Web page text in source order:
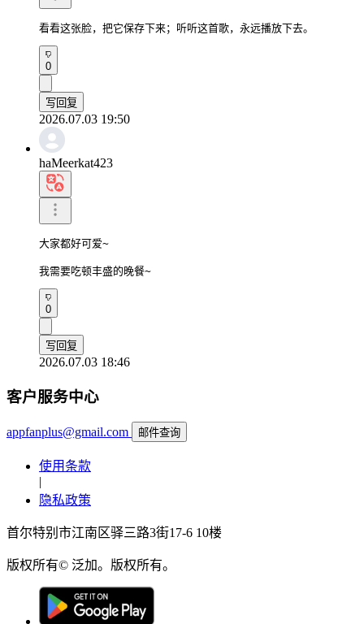
看看这张脸，把它保存下来；听听这首歌，永远播放下去。
0
写回复
2026.07.03 19:50
haMeerkat423
大家都好可爱~
我需要吃顿丰盛的晚餐~
0
写回复
2026.07.03 18:46
客户服务中心
appfanplus@gmail.com 邮件查询
使用条款
|
隐私政策
首尔特别市江南区驿三路3街17-6 10楼
版权所有© 泛加。版权所有。